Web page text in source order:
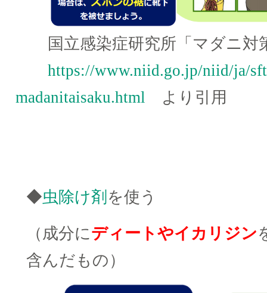
国立感染症研究所「マダニ対
https://www.niid.go.jp/niid/ja/
madanitaisaku.html より引用
◆虫除け剤 を使う
（成分にディートやイカリジン
含んだもの）